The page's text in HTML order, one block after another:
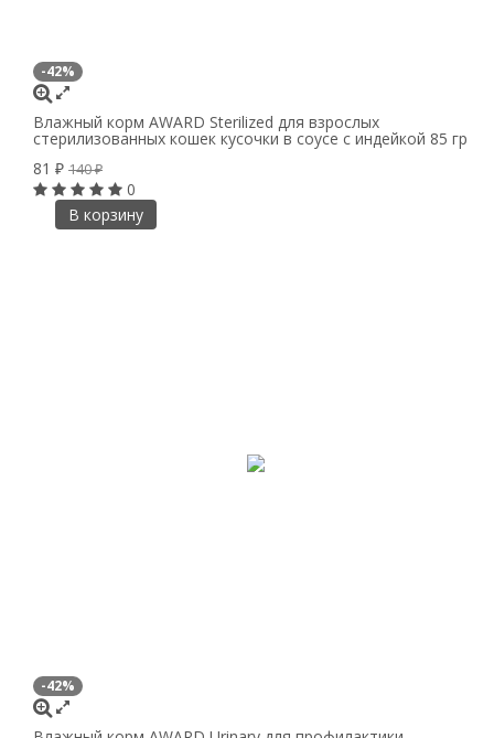
-42%
Влажный корм AWARD Sterilized для взрослых
стерилизованных кошек кусочки в соусе с индейкой 85 гр
81 ₽ 140₽
0
В корзину
-42%